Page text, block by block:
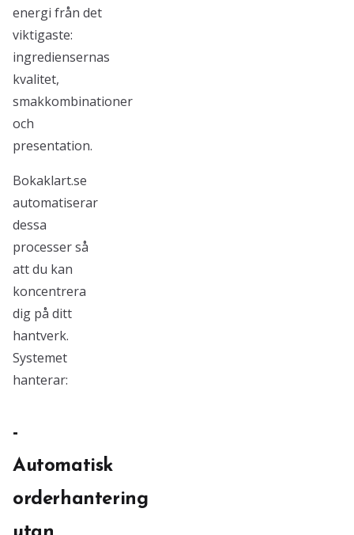
energi från det
viktigaste:
ingrediensernas
kvalitet,
smakkombinationer
och
presentation.
Bokaklart.se
automatiserar
dessa
processer så
att du kan
koncentrera
dig på ditt
hantverk.
Systemet
hanterar:
-
Automatisk
orderhantering